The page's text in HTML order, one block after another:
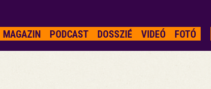
MAGAZIN PODCAST DOSSZIÉ VIDEÓ FOTÓ